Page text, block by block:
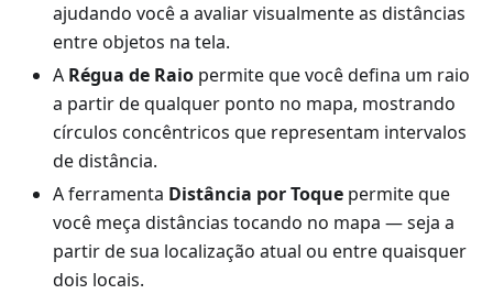
ajudando você a avaliar visualmente as distâncias
entre objetos na tela.
A Régua de Raio permite que você defina um raio
a partir de qualquer ponto no mapa, mostrando
círculos concêntricos que representam intervalos
de distância.
A ferramenta Distância por Toque permite que
você meça distâncias tocando no mapa — seja a
partir de sua localização atual ou entre quaisquer
dois locais.